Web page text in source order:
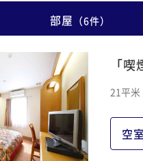
部屋 （6件）
「
21平米
空